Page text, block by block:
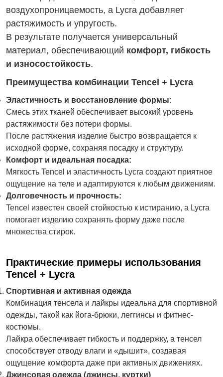
воздухопроницаемость, а Lycra добавляет
растяжимость и упругость.
В результате получается универсальный
материал, обеспечивающий комфорт, гибкость
и износостойкость.
Преимущества комбинации Tencel + Lycra
Эластичность и восстановление формы:
Смесь этих тканей обеспечивает высокий уровень
растяжимости без потери формы.
После растяжения изделие быстро возвращается к
исходной форме, сохраняя посадку и структуру.
Комфорт и идеальная посадка:
Мягкость Tencel и эластичность Lycra создают приятное
ощущение на теле и адаптируются к любым движениям.
Долговечность и прочность:
Tencel известен своей стойкостью к истиранию, а Lycra
помогает изделию сохранять форму даже после
множества стирок.
Практические примеры использования
Tencel + Lycra
Спортивная и активная одежда
Комбинация тенсела и лайкры идеальна для спортивной
одежды, такой как йога-брюки, леггинсы и фитнес-
костюмы.
Лайкра обеспечивает гибкость и поддержку, а тенсел
способствует отводу влаги и «дышит», создавая
ощущение комфорта даже при активных движениях.
Джинсовая одежда (джинсы, куртки)